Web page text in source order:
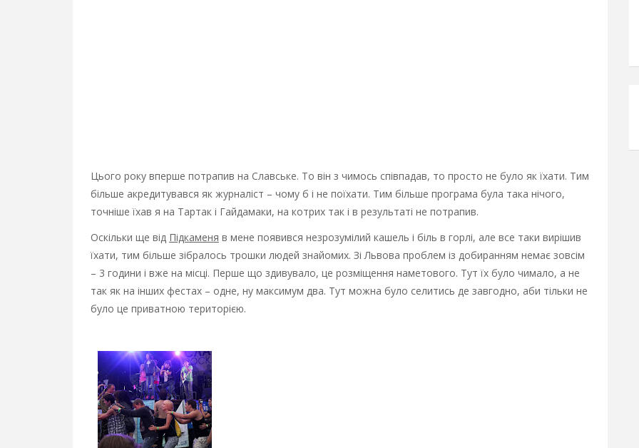
Цього року вперше потрапив на Славське. То він з чимось співпадав, то просто не було як їхати. Тим
більше акредитувався як журналіст – чому б і не поїхати. Тим більше програма була така нічого,
точніше їхав я на Тартак і Гайдамаки, на котрих так і в результаті не потрапив.
Оскільки ще від Підкаменя в мене появився незрозумілий кашель і біль в горлі, але все таки вирішив
їхати, тим більше зібралось трошки людей знайомих. Зі Львова проблем із добиранням немає зовсім
– 3 години і вже на місці. Перше що здивувало, це розміщення наметового. Тут їх було чимало, а не
так як на інших фестах – одне, ну максимум два. Тут можна було селитись де завгодно, аби тільки не
було це приватною територією.